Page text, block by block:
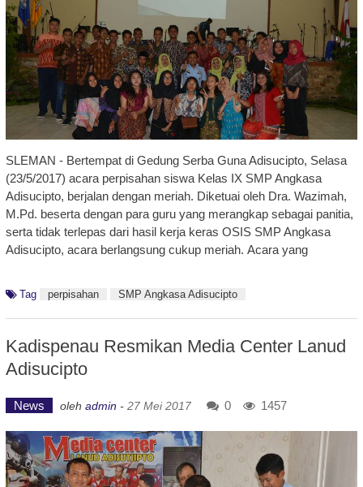
SLEMAN - Bertempat di Gedung Serba Guna Adisucipto, Selasa
(23/5/2017) acara perpisahan siswa Kelas IX SMP Angkasa
Adisucipto, berjalan dengan meriah. Diketuai oleh Dra. Wazimah,
M.Pd. beserta dengan para guru yang merangkap sebagai panitia,
serta tidak terlepas dari hasil kerja keras OSIS SMP Angkasa
Adisucipto, acara berlangsung cukup meriah. Acara yang
Tag perpisahan SMP Angkasa Adisucipto
Kadispenau Resmikan Media Center Lanud
Adisucipto
News oleh admin - 27 Mei 2017 0 1457